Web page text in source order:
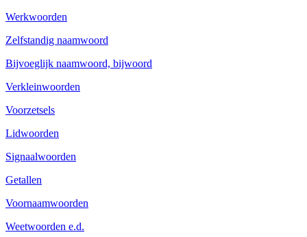
Werkwoorden
Zelfstandig naamwoord
Bijvoeglijk naamwoord, bijwoord
Verkleinwoorden
Voorzetsels
Lidwoorden
Signaalwoorden
Getallen
Voornaamwoorden
Weetwoorden e.d.